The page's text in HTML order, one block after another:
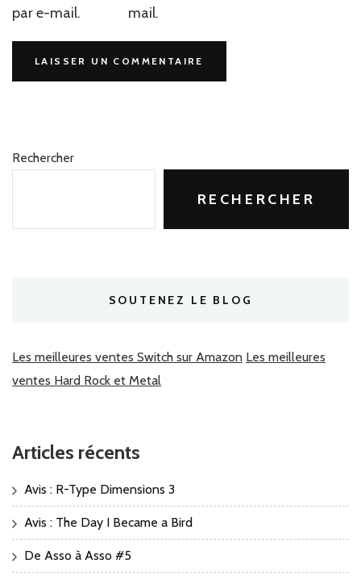
par e-mail.
mail.
Rechercher
RECHERCHER
SOUTENEZ LE BLOG
Les meilleures ventes Switch sur Amazon Les meilleures
ventes Hard Rock et Metal
Articles récents
Avis : R-Type Dimensions 3
Avis : The Day I Became a Bird
De Asso à Asso #5